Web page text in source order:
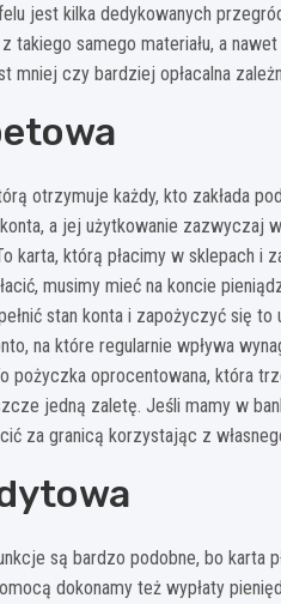
jest kilka dedykowanych
takiego samego materiału, a
mniej czy bardziej opłacalna
otrzymuje każdy, kto zakłada
a jej użytkowanie zazwyczaj
karta, którą płacimy w sklepach
musimy mieć na koncie
stan konta i zapożyczyć się
na które regularnie wpływa
pożyczka oprocentowana, która
jedną zaletę. Jeśli mamy w
za granicą korzystając z
są bardzo podobne, bo karta
dokonamy też wypłaty